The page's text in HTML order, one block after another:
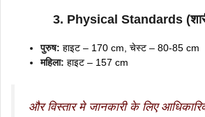
3. Physical Standards
पुरुष: हाइट – 170 cm, चेस्ट – 80-85 cm
महिला: हाइट – 157 cm
और विस्तार मे जानकारी के लिए